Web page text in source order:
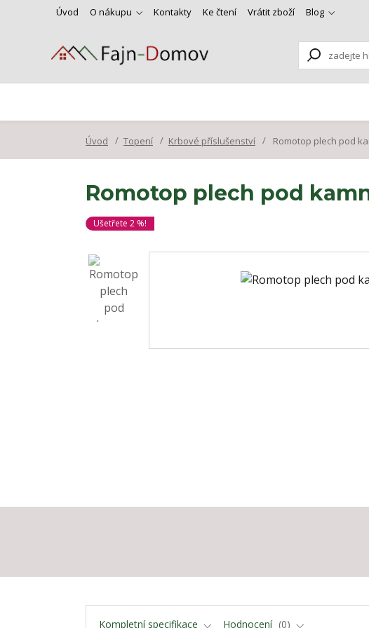
Úvod O nákupu Kontakty Ke čtení Vrátit zboží Blog
Úvod Topení Krbové příslušenství Romotop plech pod
Romotop plech pod
Ušetřete 2 %!
Kompletní specifikace Hodnocení 0